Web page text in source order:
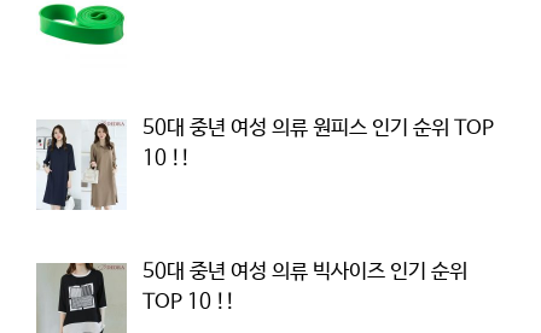
50대 중년 여성 의류 원피스 인기 순위 TOP
10 !!
50대 중년 여성 의류 빅사이즈 인기 순위
TOP 10 !!